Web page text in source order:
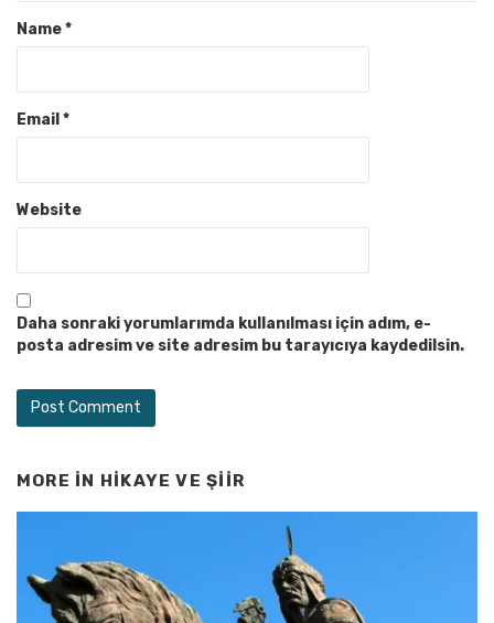
Name*
Email *
Website
Daha sonraki yorumlarımda kullanılması için adım, e-
posta adresim ve site adresim bu tarayıcıya kaydedilsin.
MORE IN HIKAYE VE ŞIIR